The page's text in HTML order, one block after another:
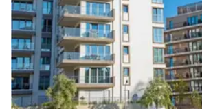
Compare les prestations (isolation,
stationnement) et la réputation du
fiches programme sur Vivre dans le
Conseils pratiques,
financement